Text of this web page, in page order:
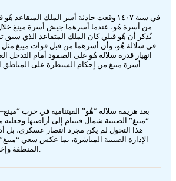
في سنة ١٤٠٧ وقعت حادثة أسر الملك
من أسرة هُو، عندما أسرهما جيش أسرة مينغ
يُذكر أن هُو قيلي كان الملك المتقاعد الذي سبق
في سلالة هُو، وأن أسرهما من قبل قوات مينغ
انهيار قدرة سلالة هُو على الصمود أمام التدخل
أسرة مينغ من إحكام السيطرة على
بعد هزيمة سلالة “هُو” الفيتنامية في حرب
“مينغ” الصينية شمال فيتنام إلى أراضيها
هذا التحول لم يكن مجرد انتصار عسكري، بل
الإدارة الصينية المباشرة، بما عكس سعي
المنطقة وإخضاعها لنظامها الإقليمي.